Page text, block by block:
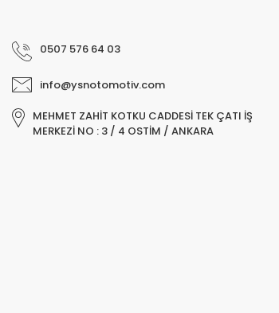
0507 576 64 03
info@ysnotomotiv.com
MEHMET ZAHİT KOTKU CADDESİ TEK ÇATI İŞ
MERKEZİ NO : 3 / 4 OSTİM / ANKARA